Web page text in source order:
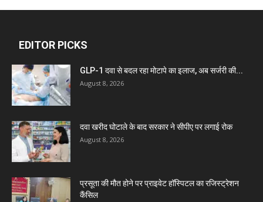
Dava India
Invision Pharma Limited
Marxx Pharma
Mcneil & Argus Pharmaceuticals Limited
EDITOR PICKS
GLP-1 दवा से बदल रहा मोटापे का इलाज, अब सर्जरी की...
August 8, 2026
दवा खरीद घोटाले के बाद सरकार ने सीपीए पर लगाई रोक
August 8, 2026
प्रसूता की मौत होने पर प्राइवेट हॉस्पिटल का रजिस्ट्रेशन
कैंसिल